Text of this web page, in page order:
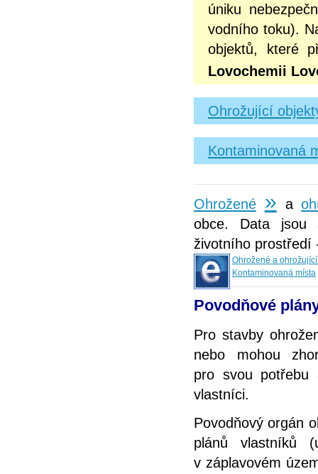
úniku
vodního toku).
objektů, které
Lovochemii
Ohrožující
Kontaminovaná
Ohrožené » a
obce. Data jsou
životního prostředí
Ohrožené a
Kontaminovaná místa
Povodňové
Pro stavby
nebo mohou
pro svou potřebu
vlastníci.
Povodňový orgán
plánů vlastníků
v záplavovém